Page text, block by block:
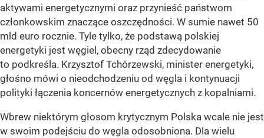
aktywami energetycznymi oraz przynieść państwom
członkowskim znaczące oszczędności. W sumie nawet 50
mld euro rocznie. Tyle tylko, że podstawą polskiej
energetyki jest węgiel, obecny rząd zdecydowanie
to podkreśla. Krzysztof Tchórzewski, minister energetyki,
głośno mówi o nieodchodzeniu od węgla i kontynuacji
polityki łączenia koncernów energetycznych z kopalniami.
Wbrew niektórym głosom krytycznym Polska wcale nie jest
w swoim podejściu do węgla odosobniona. Dla wielu